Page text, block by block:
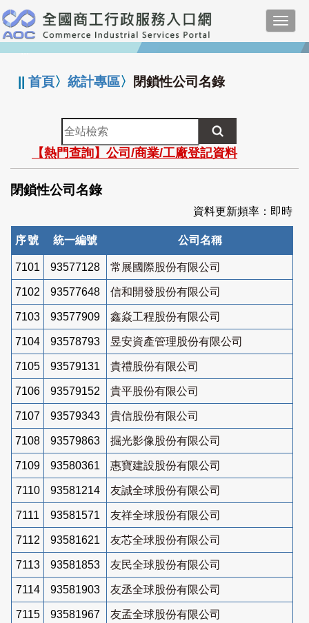
跳
到
主
要
:::
||首頁〉統計專區〉 閉鎖性公司名錄
全
站
檢
索
【熱門查詢】公司/商業/工廠登記資料
閉鎖性公司名錄
資料更新頻率：即時
序號 統一編號 公司名稱
7101 93577128 常展國際股份有限公司
7102 93577648 信和開發股份有限公司
7103 93577909 鑫焱工程股份有限公司
7104 93578793 昱安資產管理股份有限公司
7105 93579131 貴禮股份有限公司
7106 93579152 貴平股份有限公司
7107 93579343 貴信股份有限公司
7108 93579863 掘光影像股份有限公司
7109 93580361 惠寶建設股份有限公司
7110 93581214 友誠全球股份有限公司
7111 93581571 友祥全球股份有限公司
7112 93581621 友芯全球股份有限公司
7113 93581853 友民全球股份有限公司
7114 93581903 友丞全球股份有限公司
7115 93581967 友孟全球股份有限公司